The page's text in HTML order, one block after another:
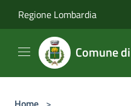
Regione Lombardia
Comune